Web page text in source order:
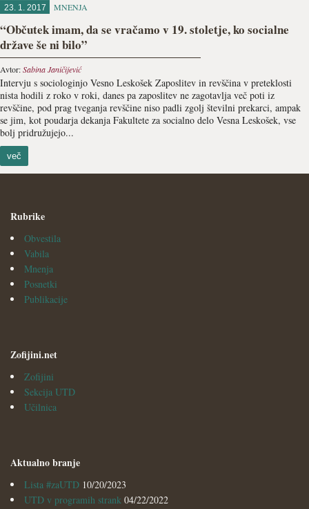
23. 1. 2017 MNENJA
“Občutek imam, da se vračamo v 19. stoletje, ko socialne
države še ni bilo”
Avtor:Sabina Janičijević
Intervju s sociologinjo Vesno Leskošek Zaposlitev in revščina v preteklosti
nista hodili z roko v roki, danes pa zaposlitev ne zagotavlja več poti iz
revščine, pod prag tveganja revščine niso padli zgolj številni prekarci, ampak
se jim, kot poudarja dekanja Fakultete za socialno delo Vesna Leskošek, vse
bolj pridružujejo...
več
Rubrike
Obvestila
Vabila
Mnenja
Posnetki
Publikacije
Zofijini.net
Zofijini
Sekcija UTD
Učilnica
Aktualno branje
Lista #zaUTD 10/20/2023
UTD v programih strank 04/22/2022